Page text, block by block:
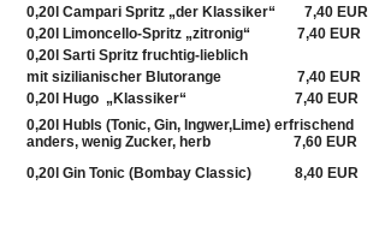
0,20l Campari Spritz „der Klassiker“ 7,40 EUR
0,20l Limoncello-Spritz „zitronig“ 7,40 EUR
0,20l Sarti Spritz fruchtig-lieblich
mit sizilianischer Blutorange 7,40 EUR
0,20l Hugo „Klassiker“ 7,40 EUR
0,20l Hubls (Tonic, Gin, Ingwer,Lime) erfrischend
anders, wenig Zucker, herb 7,60 EUR
0,20l Gin Tonic (Bombay Classic) 8,40 EUR